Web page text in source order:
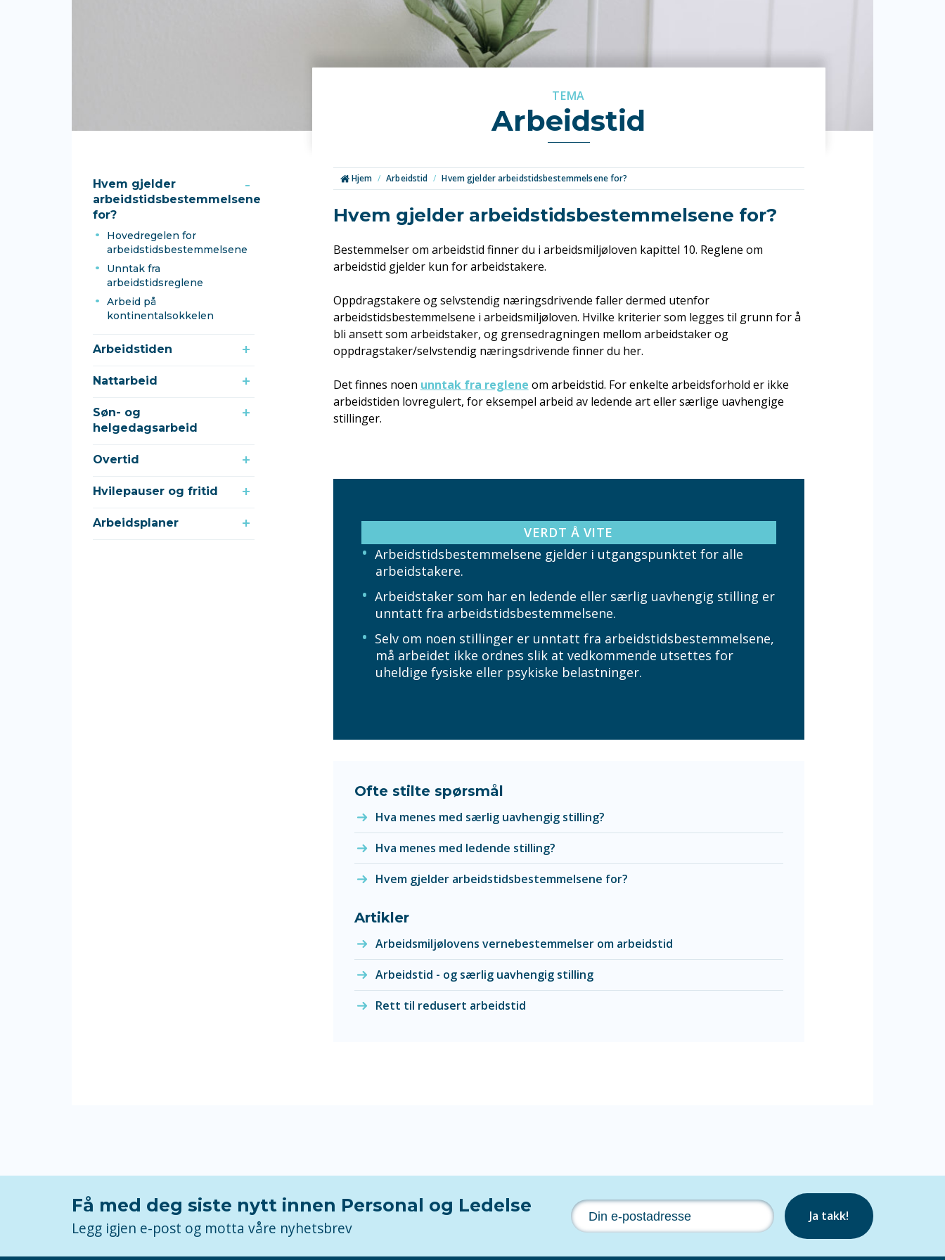
TEMA
Arbeidstid
Hvem gjelder
arbeidstidsbestemmelsene
for?
Hovedregelen for
arbeidstidsbestemmelsene
Unntak fra
arbeidstidsreglene
Arbeid på
kontinentalsokkelen
Arbeidstiden
Nattarbeid
Søn- og
helgedagsarbeid
Overtid
Hvilepauser og fritid
Arbeidsplaner
Hjem / Arbeidstid / Hvem gjelder arbeidstidsbestemmelsene for?
Hvem gjelder arbeidstidsbestemmelsene for?
Bestemmelser om arbeidstid finner du i arbeidsmiljøloven kapittel 10. Reglene om
arbeidstid gjelder kun for arbeidstakere.
Oppdragstakere og selvstendig næringsdrivende faller dermed utenfor
arbeidstidsbestemmelsene i arbeidsmiljøloven. Hvilke kriterier som legges til grunn for å
bli ansett som arbeidstaker, og grensedragningen mellom arbeidstaker og
oppdragstaker/selvstendig næringsdrivende finner du her.
Det finnes noen unntak fra reglene om arbeidstid. For enkelte arbeidsforhold er ikke
arbeidstiden lovregulert, for eksempel arbeid av ledende art eller særlige uavhengige
stillinger.
VERDT Å VITE
Arbeidstidsbestemmelsene gjelder i utgangspunktet for alle
arbeidstakere.
Arbeidstaker som har en ledende eller særlig uavhengig stilling er
unntatt fra arbeidstidsbestemmelsene.
Selv om noen stillinger er unntatt fra arbeidstidsbestemmelsene,
må arbeidet ikke ordnes slik at vedkommende utsettes for
uheldige fysiske eller psykiske belastninger.
Ofte stilte spørsmål
Hva menes med særlig uavhengig stilling?
Hva menes med ledende stilling?
Hvem gjelder arbeidstidsbestemmelsene for?
Artikler
Arbeidsmiljølovens vernebestemmelser om arbeidstid
Arbeidstid - og særlig uavhengig stilling
Rett til redusert arbeidstid
Få med deg siste nytt innen Personal og Ledelse
Legg igjen e-post og motta våre nyhetsbrev
Ja takk!